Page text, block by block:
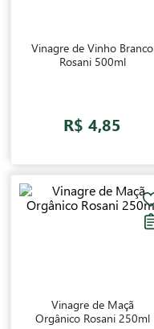
Vinagre de Vinho Branco
Rosani 500ml
R$ 4,85
Vinagre de Maçã
Orgânico Rosani 250ml